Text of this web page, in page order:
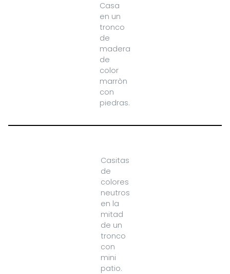
Casa
en un
tronco
de
madera
de
color
marròn
con
piedras.
Casitas
de
colores
neutros
en la
mitad
de un
tronco
con
mini
patio.